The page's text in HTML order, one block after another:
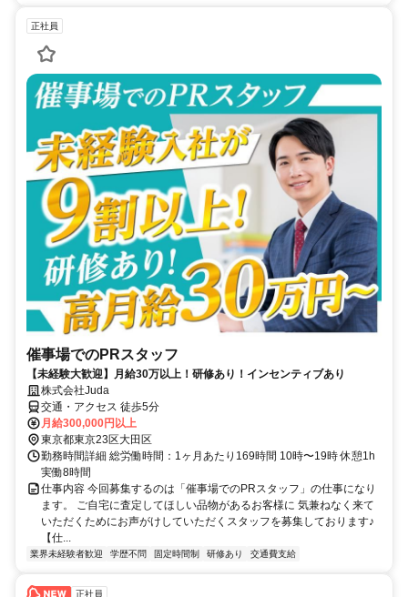
正社員
催事場でのPRスタッフ
【未経験大歓迎】月給30万以上！研修あり！インセンティブあり
株式会社Juda
交通・アクセス 徒歩5分
月給300,000円以上
東京都東京23区大田区
勤務時間詳細 総労働時間：1ヶ月あたり169時間 10時〜19時 休憩1h
実働8時間
仕事内容 今回募集するのは「催事場でのPRスタッフ」の仕事になり
ます。 ご自宅に査定してほしい品物があるお客様に 気兼ねなく来て
いただくためにお声がけしていただくスタッフを募集しております♪
【仕...
業界未経験者歓迎 学歴不問 固定時間制 研修あり 交通費支給
正社員